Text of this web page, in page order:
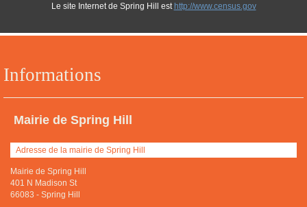
Informations
Mairie de Spring Hill
Adresse de la mairie de Spring Hill
Mairie de Spring Hill
401 N Madison St
66083 - Spring Hill
Le site Internet de Spring Hill est http://www.census.gov